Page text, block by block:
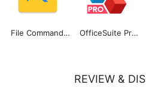
File Commander Manager OfficeSuite Pro + PDF
REVIEW &